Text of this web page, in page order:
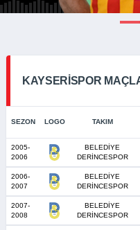
KAYSERISPOR
SEZON LOGO TAKIM
2005-
2006
BELEDİYE
DERİNCESPOR
2006-
2007
BELEDİYE
DERİNCESPOR
2007-
2008
BELEDİYE
DERİNCESPOR